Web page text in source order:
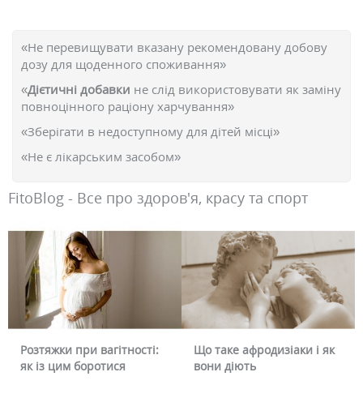
«Не перевищувати вказану рекомендовану добову
дозу для щоденного споживання»
«Дієтичні добавки не слід використовувати як заміну
повноцінного раціону харчування»
«Зберігати в недоступному для дітей місці»
«Не є лікарським засобом»
FitoBlog - Все про здоров'я, красу та спорт
Розтяжки при вагітності:
як із цим боротися
Що таке афродизіаки і як
вони діють